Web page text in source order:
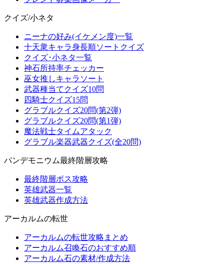
クイズ/小ネタ
ニーナの好み(イケメン度)一覧
十天衆キャラ身長順ソートクイズ
クイズ･小ネタ一覧
神石所持率チェッカー
巫女推しキャラソート
武器種当てクイズ10問
四騎士クイズ15問
グラブルクイズ20問(第2弾)
グラブルクイズ20問(第1弾)
魔法戦士タイムアタック
グラブル楽器武器クイズ(全20問)
パンデモニウム最終階層攻略
最終階層ボス攻略
英雄武器一覧
英雄武器作成方法
アーカルムの転世
アーカルムの転世攻略まとめ
アーカルム召喚石のおすすめ順
アーカルム石の素材/作成方法